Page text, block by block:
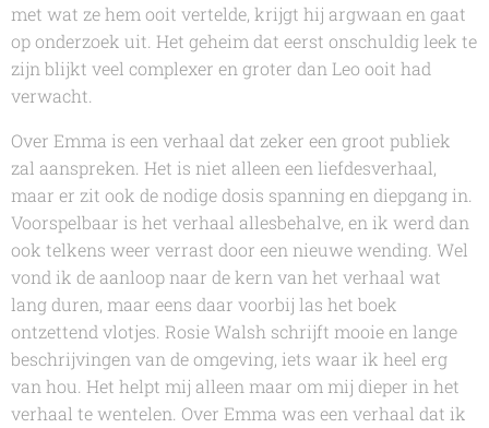
met wat ze hem ooit vertelde, krijgt hij argwaan en gaat
op onderzoek uit. Het geheim dat eerst onschuldig leek te
zijn blijkt veel complexer en groter dan Leo ooit had
verwacht.
Over Emma is een verhaal dat zeker een groot publiek
zal aanspreken. Het is niet alleen een liefdesverhaal,
maar er zit ook de nodige dosis spanning en diepgang in.
Voorspelbaar is het verhaal allesbehalve, en ik werd dan
ook telkens weer verrast door een nieuwe wending. Wel
vond ik de aanloop naar de kern van het verhaal wat
lang duren, maar eens daar voorbij las het boek
ontzettend vlotjes. Rosie Walsh schrijft mooie en lange
beschrijvingen van de omgeving, iets waar ik heel erg
van hou. Het helpt mij alleen maar om mij dieper in het
verhaal te wentelen. Over Emma was een verhaal dat ik